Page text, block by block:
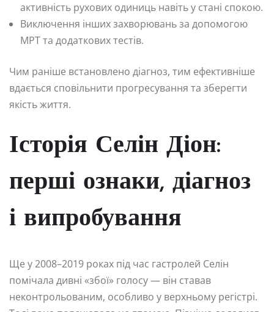
активність рухових одиниць навіть у стані спокою.
Виключення інших захворювань за допомогою
МРТ та додаткових тестів.
Чим раніше встановлено діагноз, тим ефективніше
вдається сповільнити прогресування та зберегти
якість життя.
Історія Селін Діон:
перші ознаки, діагноз
і випробування
Ще у 2008–2019 роках під час гастролей Селін
помічала дивні «збої» голосу — він ставав
неконтрольованим, особливо у верхньому регістрі.